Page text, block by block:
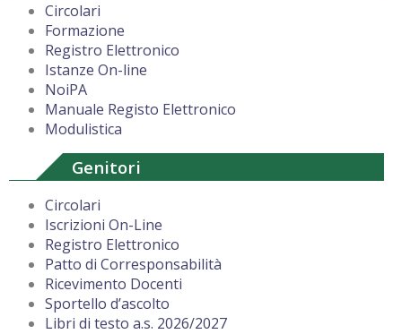
Circolari
Formazione
Registro Elettronico
Istanze On-line
NoiPA
Manuale Registo Elettronico
Modulistica
Genitori
Circolari
Iscrizioni On-Line
Registro Elettronico
Patto di Corresponsabilità
Ricevimento Docenti
Sportello d’ascolto
Libri di testo a.s. 2026/2027